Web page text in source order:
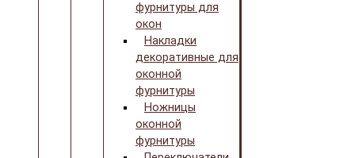
фурнитуры для
окон
Накладки
декоративные для
оконной
фурнитуры
Ножницы
оконной
фурнитуры